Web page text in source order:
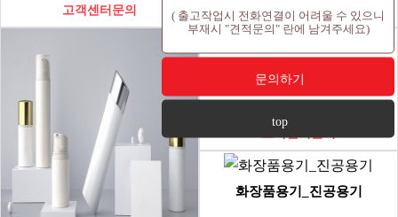
( 출고작업시 전화연결이 어려울 수 있으니
부재시 "견적문의" 란에 남겨주세요)
문의하기
top
고객센터문의 고객센터문의
화장품용기_진공용기